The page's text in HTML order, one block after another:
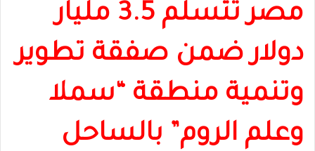
مصر تتسلم 3.5 مليار
دولار ضمن صفقة تطوير
وتنمية منطقة “سملا
وعلم الروم” بالساحل